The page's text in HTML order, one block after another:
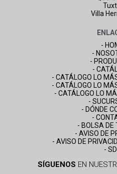
Villa
-
-
-
-
- CATÁLOGO LO
- CATÁLOGO LO
- CATÁLOGO LO
-
- DÓNDE
-
- BOLSA
- AVISO DE
- AVISO DE
-
SÍGUENOS EN